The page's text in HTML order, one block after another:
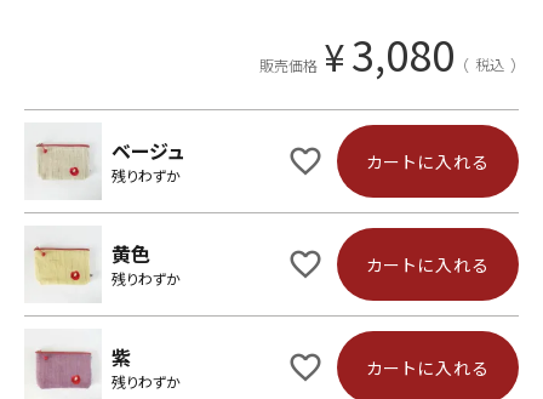
販売価格 ¥3,080 税込
ベージュ
残りわずか
カートに入れる
黄色
残りわずか
カートに入れる
紫
残りわずか
カートに入れる